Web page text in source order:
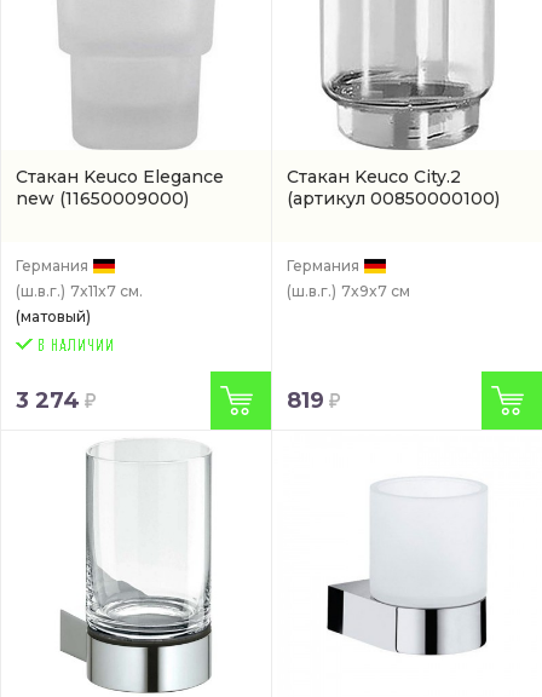
Стакан Keuco Elegance
new (11650009000)
Германия
(ш.в.г.) 7x11x7 см.
(матовый)
3 274
Стакан Keuco City.2
(артикул 00850000100)
Германия
(ш.в.г.) 7x9x7 см
819